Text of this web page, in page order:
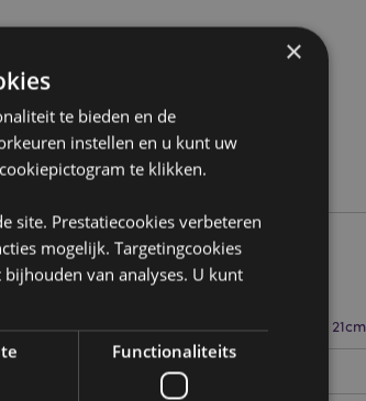
Breedte 0.2cm Diepte 0.2cm Lengte 21cm
8904234405285
×
te bieden en de
instellen en u kunt uw
te klikken.
site. Prestatiecookies verbeteren
mogelijk. Targetingcookies
van analyses. U kunt
Functionaliteits